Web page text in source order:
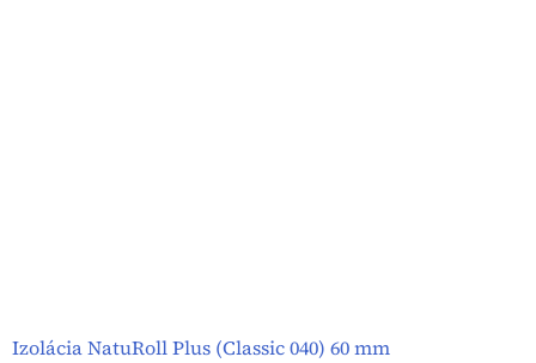
Izolácia NatuRoll Plus (Classic 040) 60 mm